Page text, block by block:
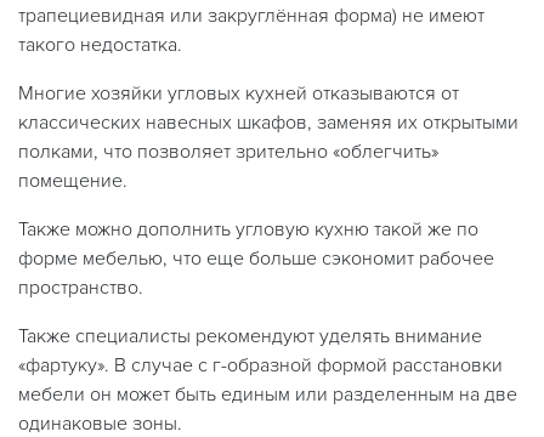
трапециевидная или закруглённая форма) не имеют
такого недостатка.
Многие хозяйки угловых кухней отказываются от
классических навесных шкафов, заменяя их открытыми
полками, что позволяет зрительно «облегчить»
помещение.
Также можно дополнить угловую кухню такой же по
форме мебелью, что еще больше сэкономит рабочее
пространство.
Также специалисты рекомендуют уделять внимание
«фартуку». В случае с г-образной формой расстановки
мебели он может быть единым или разделенным на две
одинаковые зоны.